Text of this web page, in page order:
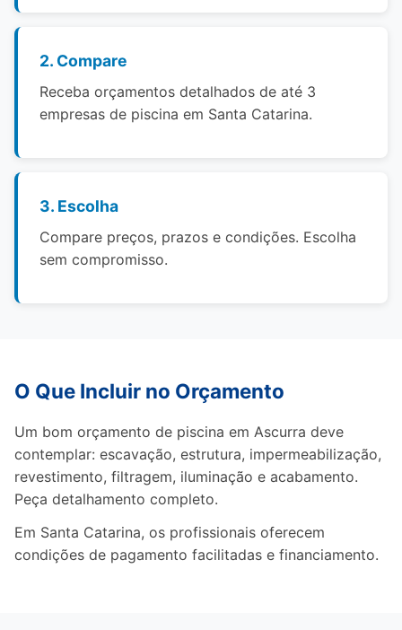
2. Compare
Receba orçamentos detalhados de até 3
empresas de piscina em Santa Catarina.
3. Escolha
Compare preços, prazos e condições. Escolha
sem compromisso.
O Que Incluir no Orçamento
Um bom orçamento de piscina em Ascurra deve
contemplar: escavação, estrutura, impermeabilização,
revestimento, filtragem, iluminação e acabamento.
Peça detalhamento completo.
Em Santa Catarina, os profissionais oferecem
condições de pagamento facilitadas e financiamento.